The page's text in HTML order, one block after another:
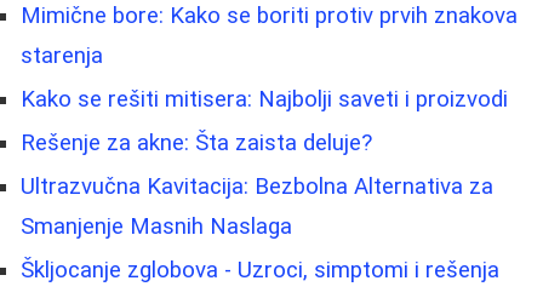
Mimične bore: Kako se boriti protiv prvih znakova
starenja
Kako se rešiti mitisera: Najbolji saveti i proizvodi
Rešenje za akne: Šta zaista deluje?
Ultrazvučna Kavitacija: Bezbolna Alternativa za
Smanjenje Masnih Naslaga
Škljocanje zglobova - Uzroci, simptomi i rešenja